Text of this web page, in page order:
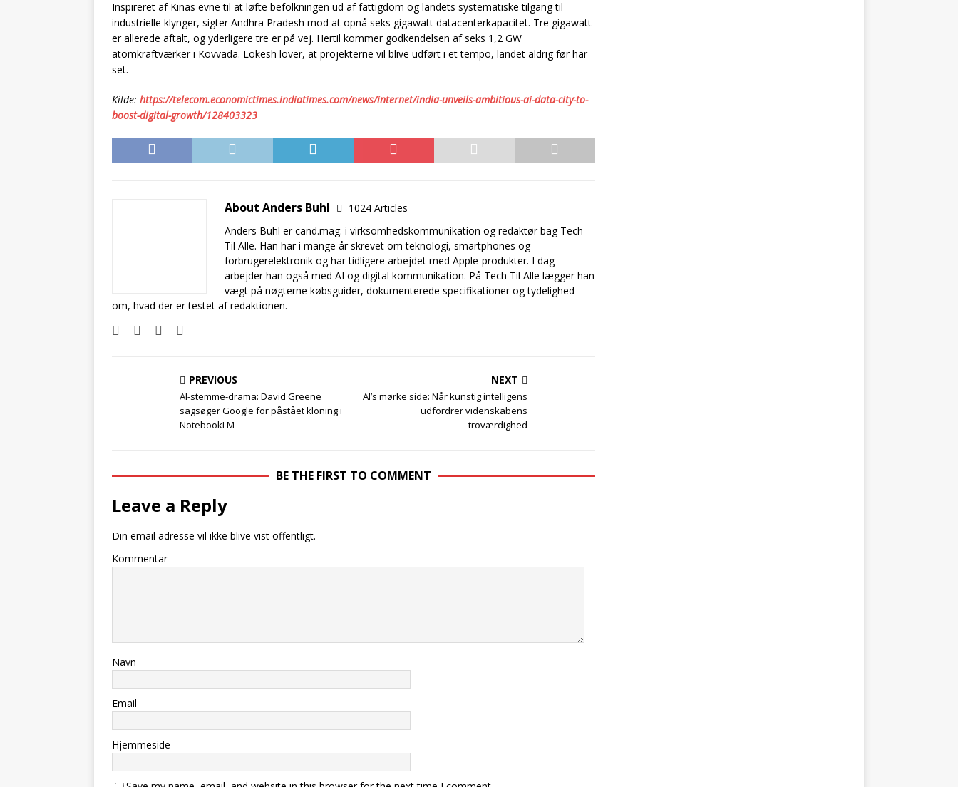
Inspireret af Kinas evne til at løfte befolkningen ud af fattigdom og landets systematiske tilgang til
industrielle klynger, sigter Andhra Pradesh mod at opnå seks gigawatt datacenterkapacitet. Tre gigawatt
er allerede aftalt, og yderligere tre er på vej. Hertil kommer godkendelsen af seks 1,2 GW
atomkraftværker i Kovvada. Lokesh lover, at projekterne vil blive udført i et tempo, landet aldrig før har
set.
Kilde: https://telecom.economictimes.indiatimes.com/news/internet/india-unveils-ambitious-ai-data-city-to-
boost-digital-growth/128403323
About Anders Buhl
1024 Articles
Anders Buhl er cand.mag. i virksomhedskommunikation og redaktør bag Tech
Til Alle. Han har i mange år skrevet om teknologi, smartphones og
forbrugerelektronik og har tidligere arbejdet med Apple-produkter. I dag
arbejder han også med AI og digital kommunikation. På Tech Til Alle lægger han
vægt på nøgterne købsguider, dokumenterede specifikationer og tydelighed
om, hvad der er testet af redaktionen.
PREVIOUS
AI-stemme-drama: David Greene
sagsøger Google for påstået kloning i
NotebookLM
NEXT
AI’s mørke side: Når kunstig intelligens
udfordrer videnskabens
troværdighed
BE THE FIRST TO COMMENT
Leave a Reply
Din email adresse vil ikke blive vist offentligt.
Kommentar
Navn
Email
Hjemmeside